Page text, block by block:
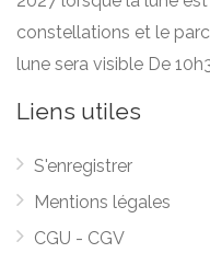
constellations et le
lune sera visible De
Liens utiles
S'enregistrer
Mentions légales
CGU - CGV